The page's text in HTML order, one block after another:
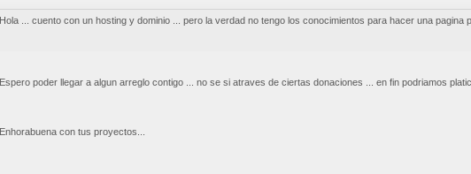
Hola ... cuento con un hosting y dominio ... pero la verdad no tengo los conocimientos para hacer una pagina
Espero poder llegar a algun arreglo contigo ... no se si atraves de ciertas donaciones ... en fin podriamos
Enhorabuena con tus proyectos...